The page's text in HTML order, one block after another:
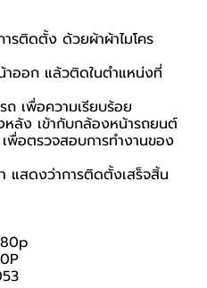
รติดตั้ง ด้วยผ้าผ้าไมโคร
ออก แล้วติดในตำแหน่งที่
เพื่อความเรียบร้อย
ลัง เข้ากับกล้องหน้ารถยนต์
พื่อตรวจสอบการทำงานของ
แสดงว่าการติดตั้งเสร็จสิ้น